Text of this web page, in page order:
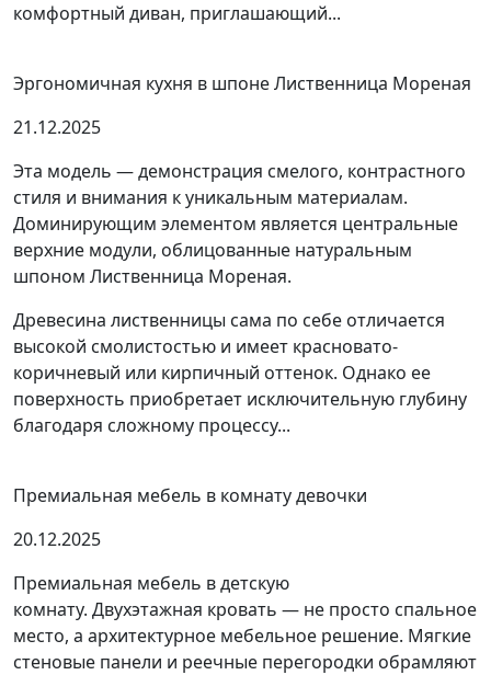
комфортный диван, приглашающий...
Эргономичная кухня в шпоне Лиственница Мореная
21.12.2025
Эта модель — демонстрация смелого, контрастного
стиля и внимания к уникальным материалам.
Доминирующим элементом является центральные
верхние модули, облицованные натуральным
шпоном Лиственница Мореная.
Древесина лиственницы сама по себе отличается
высокой смолистостью и имеет красновато-
коричневый или кирпичный оттенок. Однако ее
поверхность приобретает исключительную глубину
благодаря сложному процессу...
Премиальная мебель в комнату девочки
20.12.2025
Премиальная мебель в детскую
комнату. Двухэтажная кровать — не просто спальное
место, а архитектурное мебельное решение. Мягкие
стеновые панели и реечные перегородки обрамляют